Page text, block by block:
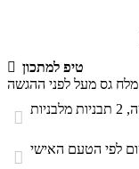
 טיפ למתכון

